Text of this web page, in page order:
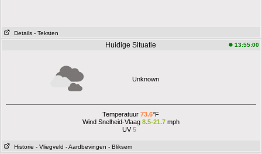
Details - Teksten
Huidige Situatie 13:55:00
Unknown
Temperatuur73.6°F
Wind Snelheid-Vlaag 8.5-21.7mph
UV5
Historie - Vliegveld - Aardbevingen - Bliksem